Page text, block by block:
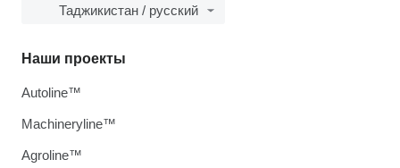
Таджикистан / русский
Наши проекты
Autoline™
Machineryline™
Agroline™